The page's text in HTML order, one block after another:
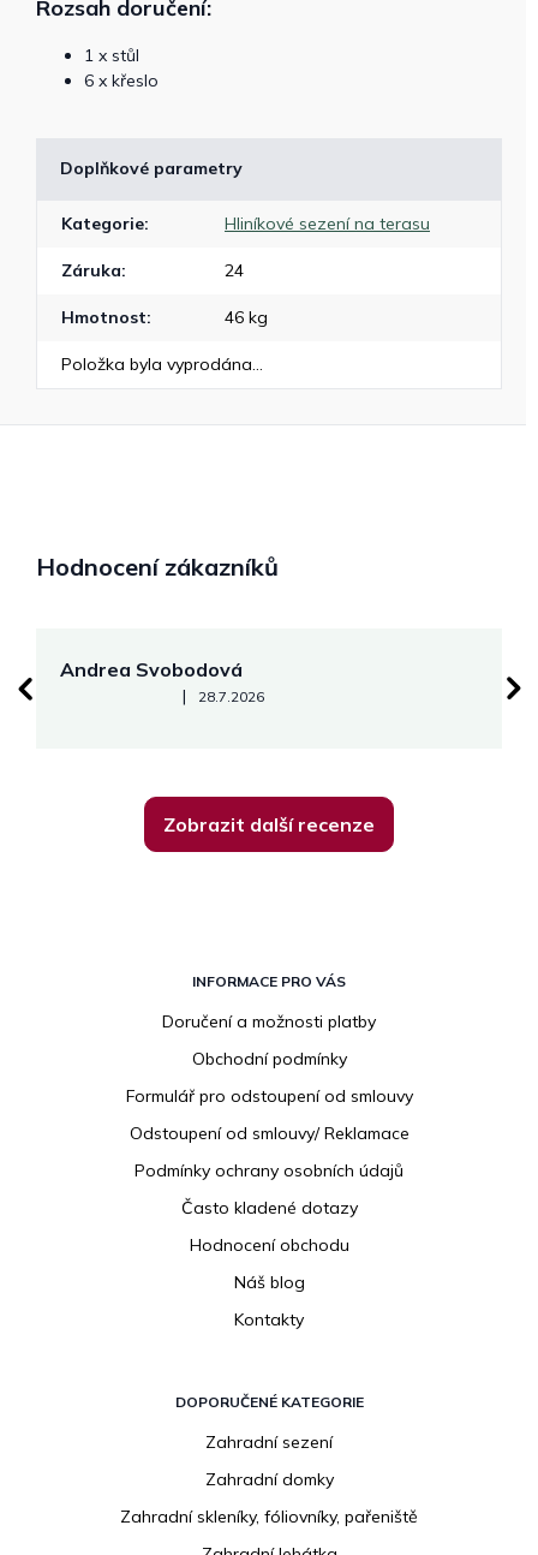
Rozsah doručení:
1 x stůl
6 x křeslo
Doplňkové parametry
Kategorie: Hliníkové sezení na terasu
Záruka: 24
Hmotnost: 46 kg
Položka byla vyprodána…
Hodnocení zákazníků
Andrea Svobodová
Hodnocení obchodu je 5 z 5 hvězdiček.
| 28.7.2026
Zobrazit další recenze
INFORMACE PRO VÁS
Doručení a možnosti platby
Obchodní podmínky
Formulář pro odstoupení od smlouvy
Odstoupení od smlouvy/ Reklamace
Podmínky ochrany osobních údajů
Často kladené dotazy
Hodnocení obchodu
Náš blog
Kontakty
DOPORUČENÉ KATEGORIE
Zahradní sezení
Zahradní domky
Zahradní skleníky, fóliovníky, pařeniště